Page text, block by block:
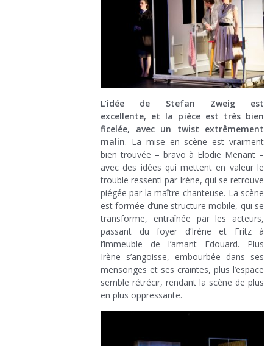
L’idée de Stefan Zweig est
excellente, et la pièce est très bien
ficelée, avec un twist extrêmement
malin. La mise en scène est vraiment
bien trouvée – bravo à Elodie Menant –
avec des idées qui mettent en valeur le
trouble ressenti par Irène, qui se retrouve
piégée par la maître-chanteuse. La scène
est formée d’une structure mobile, qui se
transforme, entraînée par les acteurs,
passant du foyer d’Irène et Fritz à
l’immeuble de l’amant Edouard. Plus
Irène s’angoisse, embourbée dans ses
mensonges et ses craintes, plus l’espace
semble rétrécir, rendant la scène de plus
en plus oppressante.